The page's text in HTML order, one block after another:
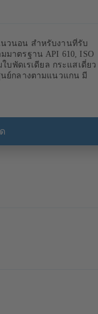
วนอน สำหรับงานที่รับ
าตรฐาน API 610, ISO
บพัดเรเดียล กระแสเดี่ยว
ย์กลางตามแนวแกน มี